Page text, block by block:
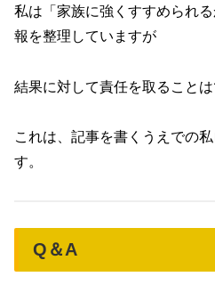
私は「家族に強くすすめられ
報を整理していますが
結果に対して責任を取ることは
これは、記事を書くうえでの
す。
Q＆A